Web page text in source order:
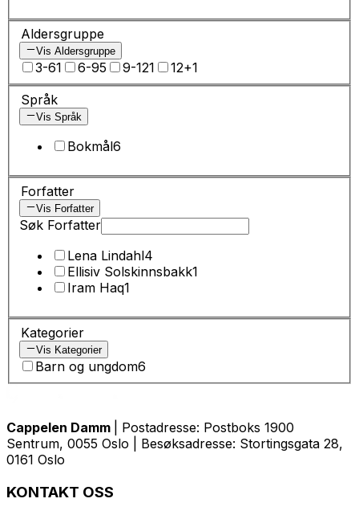
Aldersgruppe
Vis Aldersgruppe
3-61 6-95 9-121 12+1
Språk
Vis Språk
Bokmål6
Forfatter
Vis Forfatter
Søk Forfatter
Lena Lindahl4
Ellisiv Solskinnsbakk1
Iram Haq1
Kategorier
Vis Kategorier
Barn og ungdom6
Cappelen Damm
| Postadresse: Postboks 1900
Sentrum, 0055 Oslo | Besøksadresse: Stortingsgata 28,
0161 Oslo
KONTAKT OSS